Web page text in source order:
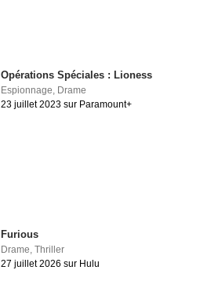
Opérations Spéciales : Lioness
Espionnage Drame
23 juillet 2023 sur Paramount+
Furious
Drame,Thriller
27 juillet 2026 sur Hulu